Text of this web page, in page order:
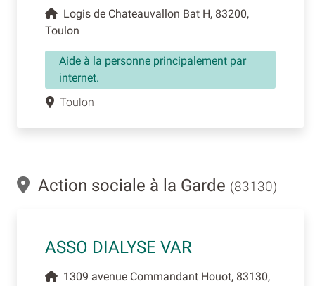
Logis de Chateauvallon Bat H, 83200,
Toulon
Aide à la personne principalement par
internet.
Toulon
Action sociale à la Garde (83130)
ASSO DIALYSE VAR
1309 avenue Commandant Houot, 83130,